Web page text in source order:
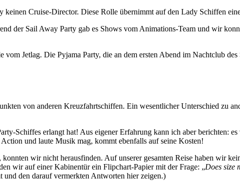
Cruise-Director. Diese Rolle übernimmt auf den Lady Schiffen
der Sail Away Party gab es Shows vom Animations-Team und wir
Jetlag. Die Pyjama Party, die an dem ersten Abend im Nachtclub
von anderen Kreuzfahrtschiffen. Ein wesentlicher Unterschied zu
Schiffes erlangt hat! Aus eigener Erfahrung kann ich aber berichten:
und laute Musik mag, kommt ebenfalls auf seine Kosten!
wir nicht herausfinden. Auf unserer gesamten Reise haben wir
wir auf einer Kabinentür ein Flipchart-Papier mit der Frage: „Does size
den darauf vermerkten Antworten hier zeigen.)